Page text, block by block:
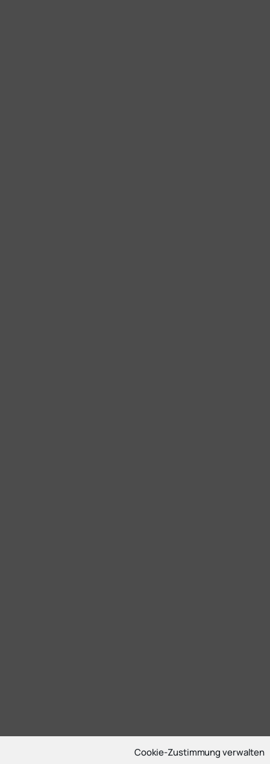
Cookie-Zustimmung verwalten